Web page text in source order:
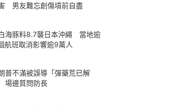
男友難忘創傷墳前自盡
海豚料8.7襲日本沖繩 當地逾
航班取消影響逾9萬人
普不滿被誤導「彈藥荒已解
邊質問防長